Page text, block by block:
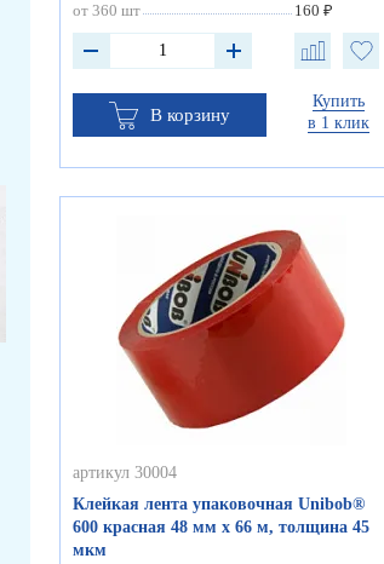
от 360 шт
160 ₽
В корзину
Купить
в 1 клик
артикул 30004
Клейкая лента упаковочная Unibob®
600 красная 48 мм х 66 м, толщина 45
мкм